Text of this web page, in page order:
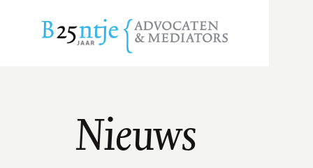
Nieuws